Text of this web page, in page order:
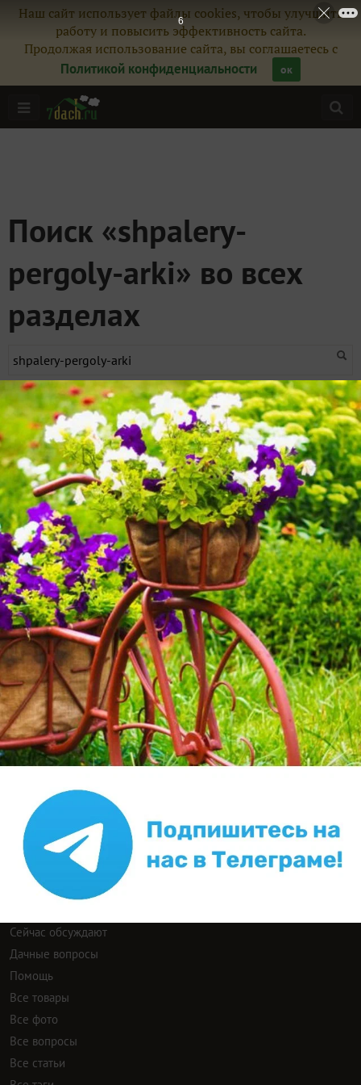
Наш сайт использует файлы cookies, чтобы улучшить
работу и повысить эффективность сайта.
Продолжая использование сайта, вы соглашаетесь с
Политикой конфиденциальности
ок
Поиск «shpalery-
pergoly-arki» во всех
разделах
0 записей
лучшие
новые сейчас обсуждают
Тут пока нет записей
Результаты загружаются...
Попробуйте искать материалы нашего клуба с
помощью Яндекс.Поиск!
ИНН: 9715003782 КПП: 771501001 ОГРН:
5147746293448
Email:info@7dach.ru
Тел: +7 (916) 710-7449 (семена не продаем!)
Главная страница
Сейчас обсуждают
Дачные вопросы
Помощь
Все товары
Все фото
Все вопросы
Все статьи
6